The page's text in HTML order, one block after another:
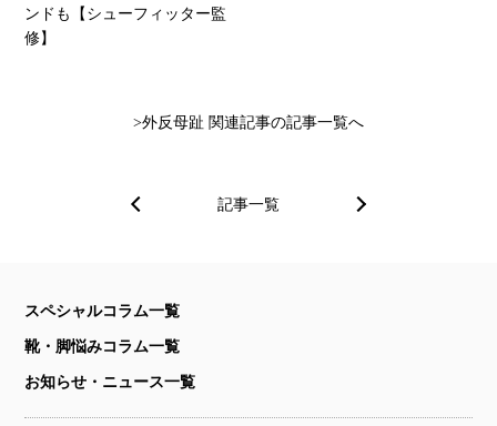
ンドも【シューフィッター監
修】
外反母趾 関連記事の記事一覧へ
記事一覧
スペシャルコラム一覧
靴・脚悩みコラム一覧
お知らせ・ニュース一覧